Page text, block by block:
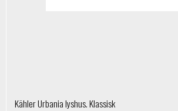
Kähler Urbania lyshus. Klassisk